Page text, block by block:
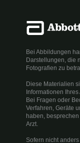
Bei Abbildungen
Darstellungen, die
Fotografien zu
Diese Materialien
Informationen Ihres
Bei Fragen oder
Verfahren, Geräte
haben,
Arzt.
Sofern nicht